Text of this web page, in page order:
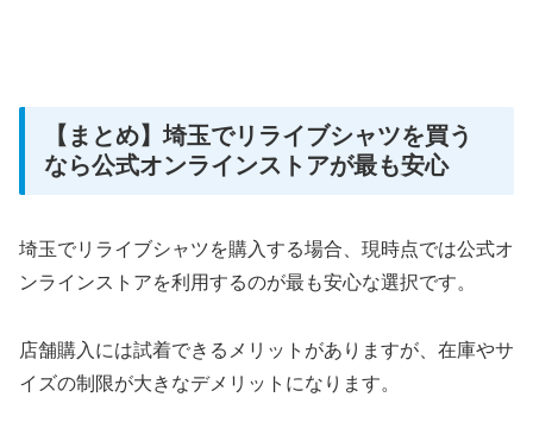
【まとめ】埼玉でリライブシャツを買う
なら公式オンラインストアが最も安心
埼玉でリライブシャツを購入する場合、現時点では公式オ
ンラインストアを利用するのが最も安心な選択です。
店舗購入には試着できるメリットがありますが、在庫やサ
イズの制限が大きなデメリットになります。